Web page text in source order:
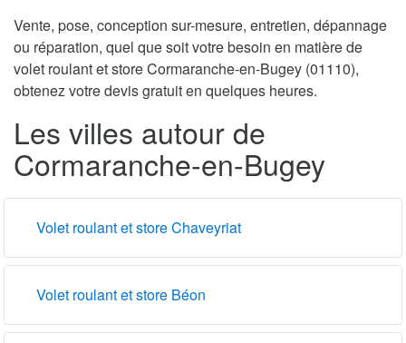
Vente, pose, conception sur-mesure, entretien, dépannage
ou réparation, quel que soit votre besoin en matière de
volet roulant et store Cormaranche-en-Bugey (01110),
obtenez votre devis gratuit en quelques heures.
Les villes autour de
Cormaranche-en-Bugey
Volet roulant et store Chaveyriat
Volet roulant et store Béon